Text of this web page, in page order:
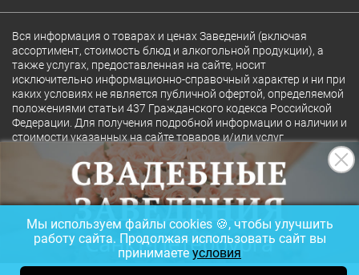
Вся информация о товарах и ценах Заведений (включая
ассортимент, стоимость блюд и алкогольной продукции), а
также услугах, предоставленная на сайте, носит
исключительно информационно-справочный характер и ни при
каких условиях не является публичной офертой, определяемой
положениями статьи 437 Гражданского кодекса Российской
Федерации. Для получения подробной информации о наличии и
стоимости указанных на сайте товаров и/или услуг
конкретного Заведения обращайтесь непосредственно в
Полная версия сайта 18+
© 2026 Ресторан.Ru
Мы используем файлы cookies 🍪, чтобы улучшить
работу сайта. Продолжая использовать сайт вы
принимаете условия